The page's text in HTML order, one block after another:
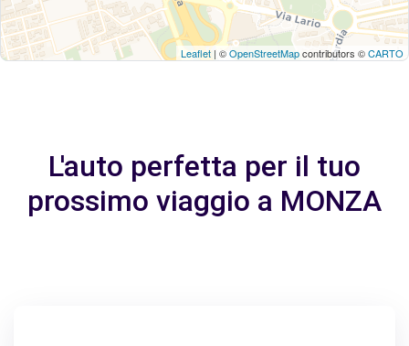
Leaflet | ©OpenStreetMapcontributors ©CARTO
L'auto perfetta per il tuo
prossimo viaggio a MONZA